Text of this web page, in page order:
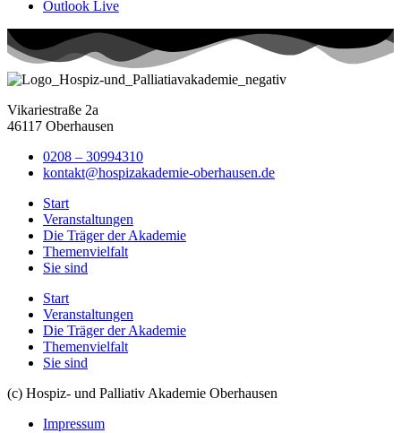
Outlook Live
Vikariestraße 2a
46117 Oberhausen
0208 – 30994310
kontakt@hospizakademie-oberhausen.de
Start
Veranstaltungen
Die Träger der Akademie
Themenvielfalt
Sie sind
Start
Veranstaltungen
Die Träger der Akademie
Themenvielfalt
Sie sind
(c) Hospiz- und Palliativ Akademie Oberhausen
Impressum